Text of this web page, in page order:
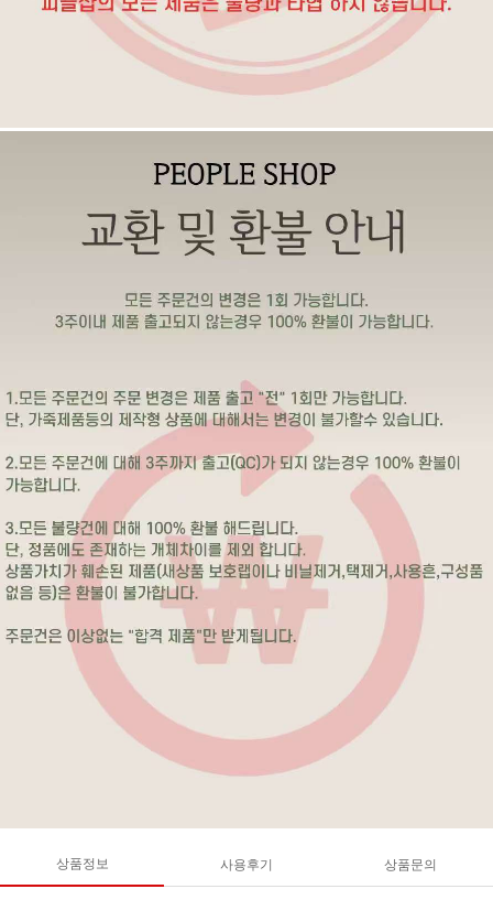
상품정보 사용후기 상품문의